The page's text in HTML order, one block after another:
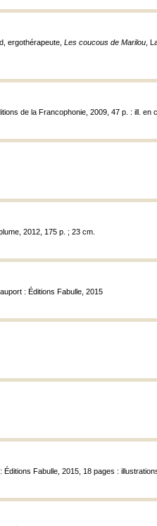
ergothérapeute, Les coucous de Marilou ,
de la Francophonie, 2009, 47 p. : ill. en
2012, 175 p. ; 23 cm.
: Éditions Fabulle, 2015
: Éditions Fabulle, 2015, 18 pages :